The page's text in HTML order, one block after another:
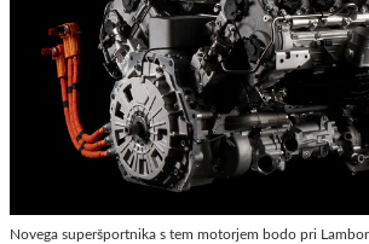
Novega superšportnika s tem motorjem bodo pri